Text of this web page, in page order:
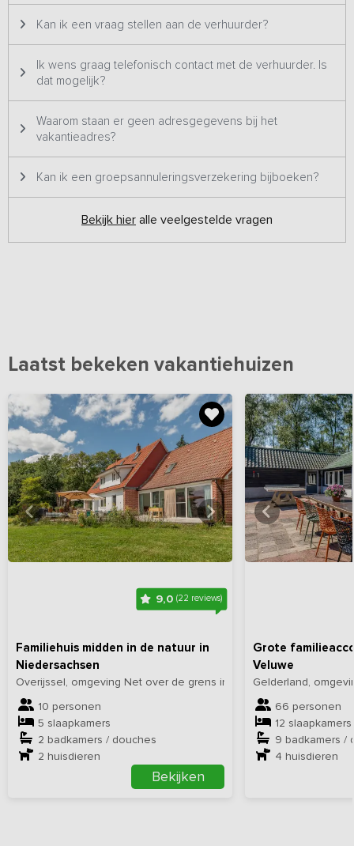
Opmerking: Gezien de ligging midden in het dorp, wordt de
accommodatie niet verhuurd aan luidruchtige groepen met enkel
personen onder de 35 jaar.
Kan ik een vraag stellen aan de verhuurder?
Ik wens graag telefonisch contact met de verhuurder. Is
dat mogelijk?
Waarom staan er geen adresgegevens bij het
vakantieadres?
Kan ik een groepsannuleringsverzekering bijboeken?
Bekijk hier alle veelgestelde vragen
Laatst bekeken vakantiehuizen
9,0 (22 reviews)
Familiehuis midden in de natuur in
Niedersachsen
Overijssel, omgeving Net over de grens in Duitsland
10 personen
5 slaapkamers
2 badkamers / douches
2 huisdieren
Bekijken
Bekijkhieralle foto's
Grote
Veluwe
Gelderland,
66 personen
12 slaapkamers
9 badkamers /
4 huisdieren
Bekijk